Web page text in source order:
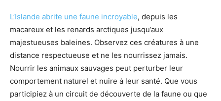
L’Islande abrite une faune incroyable, depuis les
macareux et les renards arctiques jusqu’aux
majestueuses baleines. Observez ces créatures à une
distance respectueuse et ne les nourrissez jamais.
Nourrir les animaux sauvages peut perturber leur
comportement naturel et nuire à leur santé. Que vous
participiez à un circuit de découverte de la faune ou que